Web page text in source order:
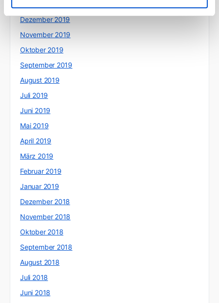
Dezember 2019
November 2019
Oktober 2019
September 2019
August 2019
Juli 2019
Juni 2019
Mai 2019
April 2019
März 2019
Februar 2019
Januar 2019
Dezember 2018
November 2018
Oktober 2018
September 2018
August 2018
Juli 2018
Juni 2018